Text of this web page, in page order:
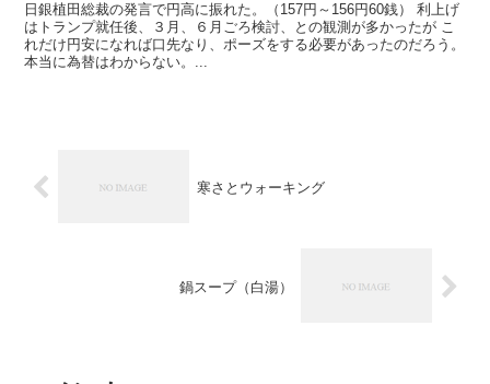
日銀植田総裁の発言で円高に振れた。（157円～156円60銭） 利上げ
はトランプ就任後、３月、６月ごろ検討、との観測が多かったが こ
れだけ円安になれば口先なり、ポーズをする必要があったのだろう。
本当に為替はわからない。...
寒さとウォーキング
鍋スープ（白湯）